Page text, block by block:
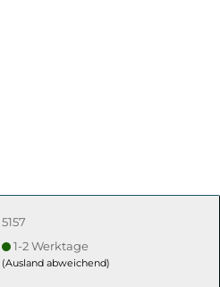
5157
1-2 Werktage
(Ausland abweichend)